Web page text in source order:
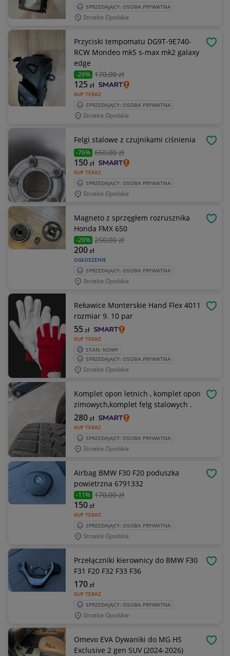
SPRZEDAJĄCY: OSOBA PRYWATNA
Strzelce Opolskie
Przyciski tempomatu DG9T-9E740-
RCW Mondeo mk5 s-max mk2 galaxy
edge
-26% 170,00 zł
KUP TERAZ
125zł
SPRZEDAJĄCY: OSOBA PRYWATNA
Strzelce Opolskie
Felgi stalowe z czujnikami ciśnienia
-76% 650,00 zł
KUP TERAZ
150zł
SPRZEDAJĄCY: OSOBA PRYWATNA
Strzelce Opolskie
Magneto z sprzęgłem rozrusznika
Honda FMX 650
-20% 250,00 zł
OGŁOSZENIE
200zł
SPRZEDAJĄCY: OSOBA PRYWATNA
Strzelce Opolskie
Rekawice Monterskie Hand Flex 4011
rozmiar 9. 10 par
KUP TERAZ
55zł
STAN: NOWY
SPRZEDAJĄCY: OSOBA PRYWATNA
Strzelce Opolskie
Komplet opon letnich , komplet opon
zimowych,komplet felg stalowych .
KUP TERAZ
280zł
SPRZEDAJĄCY: OSOBA PRYWATNA
Strzelce Opolskie
Airbag BMW F30 F20 poduszka
powietrzna 6791332
-11% 170,00 zł
KUP TERAZ
150zł
SPRZEDAJĄCY: OSOBA PRYWATNA
Strzelce Opolskie
Przełączniki kierownicy do BMW F30
F31 F20 F32 F33 F36
KUP TERAZ
170zł
SPRZEDAJĄCY: OSOBA PRYWATNA
Strzelce Opolskie
Omevo EVA Dywaniki do MG HS
Exclusive 2 gen SUV (2024-2026)